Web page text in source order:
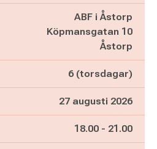
ABF i Åstorp
Köpmansgatan 10
Åstorp
6 (torsdagar)
27 augusti 2026
Pågår mellan
18.00 - och
21.00